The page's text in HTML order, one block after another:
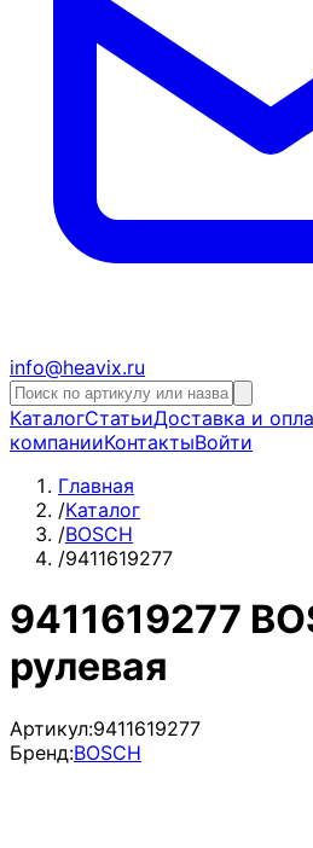
info@heavix.ru
КаталогСтатьиДоставка и
компанииКонтактыВойти
Главная
/Каталог
/BOSCH
/9411619277
9411619277
рулевая
Артикул:9411619277
Бренд:BOSCH